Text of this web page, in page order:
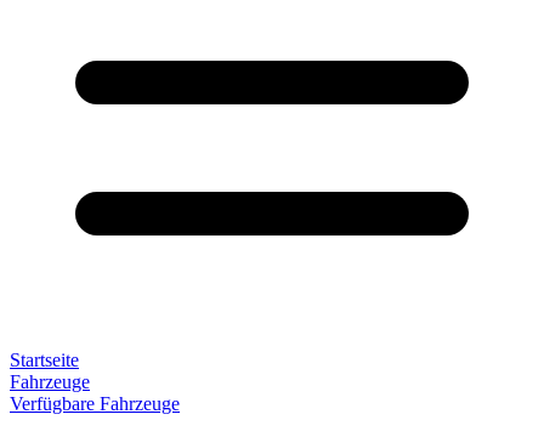
Startseite
Fahrzeuge
Verfügbare Fahrzeuge